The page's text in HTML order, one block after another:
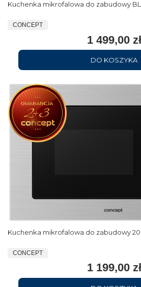
Kuchenka mikrofalowa do zabudowy
CONCEPT
1 499,00 zł
DO KOSZYKA
Kuchenka mikrofalowa do zabudowy 20
CONCEPT
1 199,00 zł